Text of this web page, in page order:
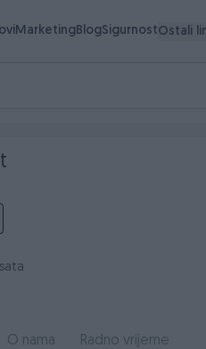
MarketingBlogSigurnostOstali
O nama Radno vrijeme